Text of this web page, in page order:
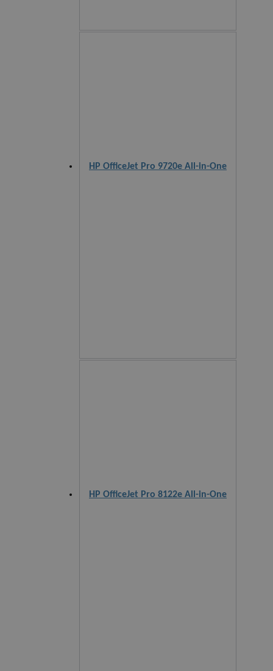
HP OfficeJet Pro 9720e All-in-One
HP OfficeJet Pro 8122e All-in-One